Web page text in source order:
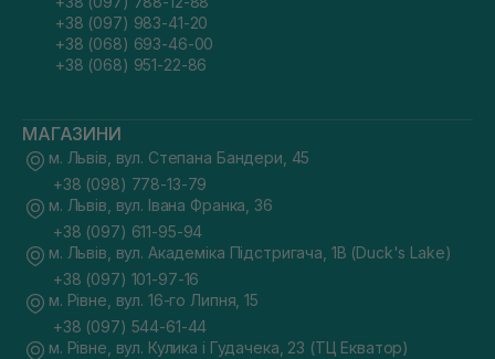
+38 (097) 983-41-20
+38 (068) 693-46-00
+38 (068) 951-22-86
МАГАЗИНИ
м. Львів, вул. Степана Бандери, 45
+38 (098) 778-13-79
м. Львів, вул. Івана Франка, 36
+38 (097) 611-95-94
м. Львів, вул. Академіка Підстригача, 1В (Duck's Lake)
+38 (097) 101-97-16
м. Рівне, вул. 16-го Липня, 15
+38 (097) 544-61-44
м. Рівне, вул. Кулика і Гудачека, 23 (ТЦ Екватор)